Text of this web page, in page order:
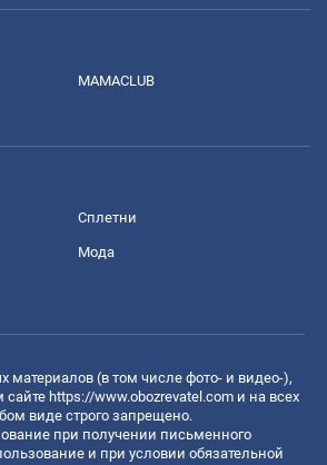
MAMACLUB
Сплетни
Мода
материалов (в том числе фото- и видео-),
сайте https://www.obozrevatel.com и на всех
виде строго запрещено.
при получении письменного
и при условии обязательной